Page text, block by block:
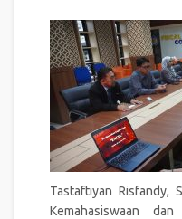
Tastaftiyan Risfandy,
Kemahasiswaan